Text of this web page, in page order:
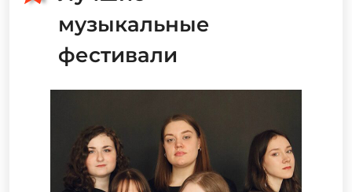
музыкальные
фестивали